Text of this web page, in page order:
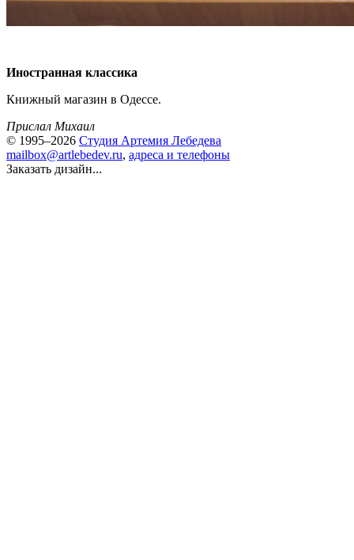
Иностранная классика
Книжный магазин в Одессе.
Прислал Михаил
© 1995–2026 Студия Артемия Лебедева
mailbox@artlebedev.ru, адреса и телефоны
Заказать дизайн...